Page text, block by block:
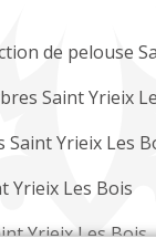
de pelouse
Saint Yrieix
Saint Yrieix Les
Yrieix Les Bois
Yrieix Les Bois